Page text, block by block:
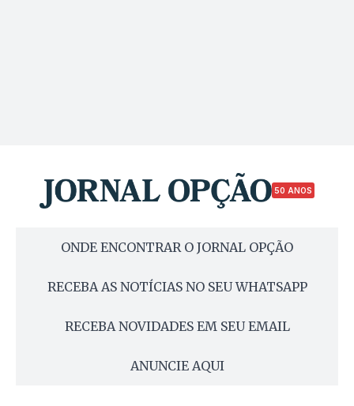
50 ANOS
ONDE ENCONTRAR O JORNAL OPÇÃO
RECEBA AS NOTÍCIAS NO SEU WHATSAPP
RECEBA NOVIDADES EM SEU EMAIL
ANUNCIE AQUI